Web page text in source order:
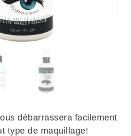
débarrassera facilement
type de maquillage!